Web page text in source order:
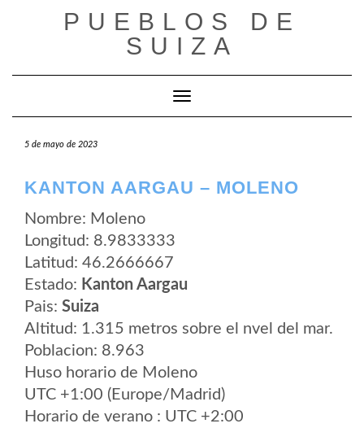
PUEBLOS DE
SUIZA
Cambiar modo de navegación
5 de mayo de 2023
KANTON AARGAU – MOLENO
Nombre: Moleno
Longitud: 8.9833333
Latitud: 46.2666667
Estado: Kanton Aargau
Pais: Suiza
Altitud: 1.315 metros sobre el nvel del mar.
Poblacion: 8.963
Huso horario de Moleno
UTC +1:00 (Europe/Madrid)
Horario de verano : UTC +2:00